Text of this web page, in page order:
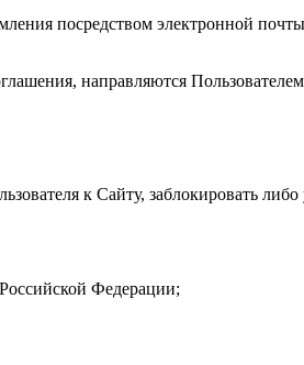
посредством электронной
направляются
к Сайту, заблокировать
Федерации;